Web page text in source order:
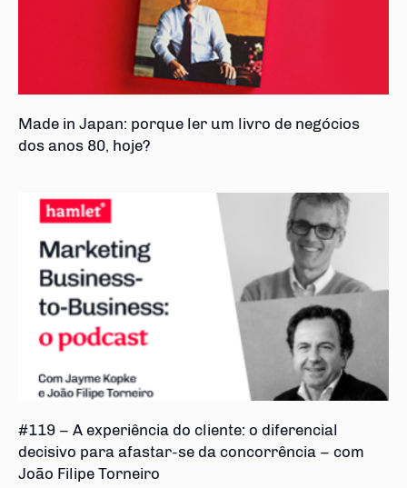
Made in Japan: porque ler um livro de negócios
dos anos 80, hoje?
#119 – A experiência do cliente: o diferencial
decisivo para afastar-se da concorrência – com
João Filipe Torneiro